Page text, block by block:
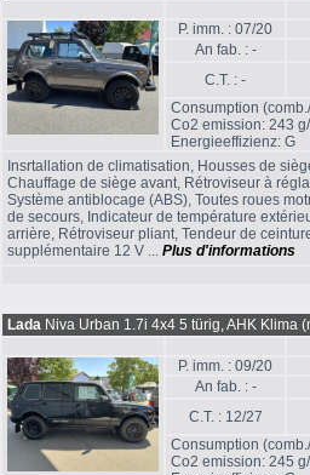
P. imm. : 07/20
An fab. : -
C.T. : -
Consumption
Co2 emission: 243
Energieeffizienz: G
Insrtallation de climatisation, Housses de
Chauffage de siège avant, Rétroviseur à
Système antiblocage (ABS), Toutes roues
de secours, Indicateur de température
arrière, Rétroviseur pliant, Tendeur de
supplémentaire 12 V ... Plus d'informations
Lada Niva Urban 1.7i 4x4 5 türig, AHK Klima
P. imm. : 09/20
An fab. : -
C.T. : 12/27
Consumption
Co2 emission: 245